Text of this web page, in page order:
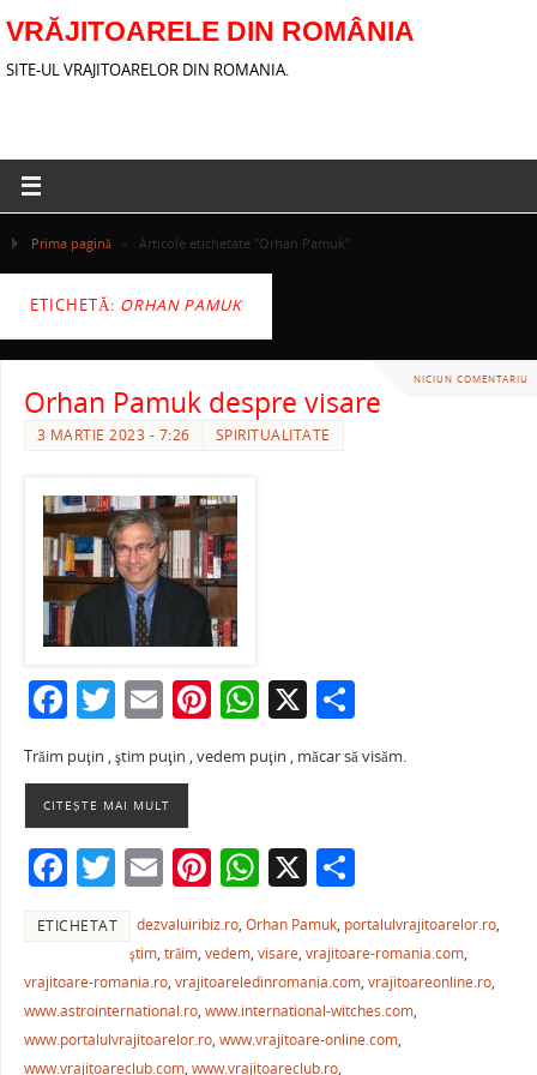
VRĂJITOARELE DIN ROMÂNIA
SITE-UL VRAJITOARELOR DIN ROMANIA.
Prima pagină » Articole etichetate "Orhan Pamuk"
ETICHETĂ: ORHAN PAMUK
NICIUN COMENTARIU
Orhan Pamuk despre visare
3 MARTIE 2023 - 7:26 SPIRITUALITATE
F
a
c
e
b
o
o
k
T
w
itt
er
E
m
ai
l
Pi
nt
er
st
W
h
at
A
p
p
X P
ta
a
ză
Trăim puţin , ştim puţin , vedem puţin , măcar să visăm.
CITEȘTE MAI MULT
F
c
e
b
o
T
w
itt
er
E
m
ai
l
Pi
er
e
st
W
at
s
A
p
X P
ar
ta
je
a
ză
ETICHETAT dezvaluiribiz.ro,Orhan Pamuk, portalulvrajitoarelor.ro,
ştim,trăim,vedem,visare,vrajitoare-romania.com,
vrajitoare-romania.ro, vrajitoareledinromania.com, vrajitoareonline.ro,
www.astrointernational.ro, www.international-witches.com,
www.portalulvrajitoarelor.ro, www.vrajitoare-online.com,
www.vrajitoareclub.com, www.vrajitoareclub.ro,